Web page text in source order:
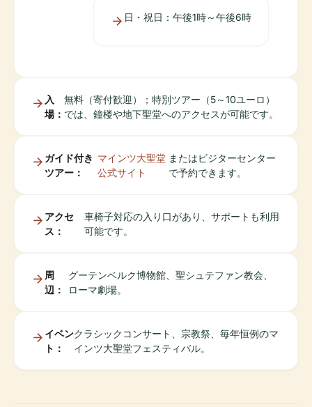
日・祝日：午後1時～午後6時
入
場：
無料（寄付歓迎）；特別ツアー（5～10ユーロ）
では、鐘楼や地下聖堂へのアクセスが可能です。
ガイド付き
ツアー：
マインツ大聖堂
公式サイト
またはビジターセンター
で予約できます。
アクセ
ス：
車椅子対応の入り口があり、サポートも利用
可能です。
周
辺：
グーテンベルク博物館、聖シュテファン教会、
ローマ劇場。
イベン
ト：
クラシックコンサート、宗教祭、毎年恒例のマ
インツ大聖堂フェスティバル。